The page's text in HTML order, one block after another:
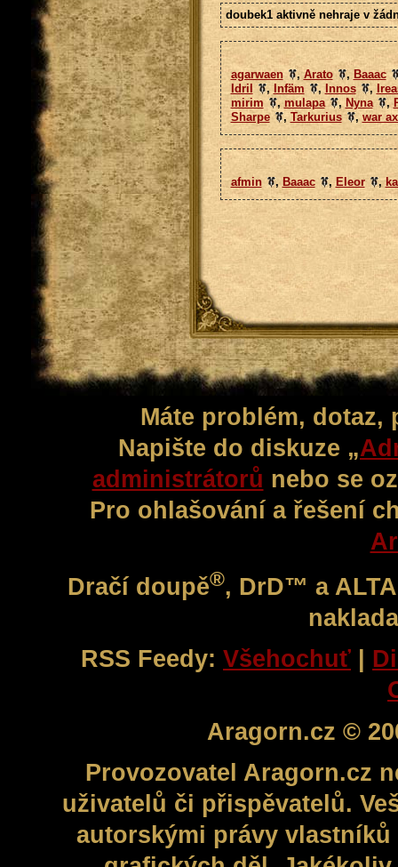
doubek1 aktivně nehraje v
agarwaen ,Arato , Baaac
Idril
, Infäm , Innos ,
mirim
,mulapa , Nyna ,
Sharpe
, Tarkurius , war
afmin , Baaac ,Eleor ,
Máte problém,
Napište do diskuze „
administrátorů nebo se
Pro ohlašování a řešení
Dračí doupě®, DrD™ a
RSS Feedy: Všehochuť
Aragorn.cz ©
Provozovatel Aragorn.cz
uživatelů či přispěvatelů.
autorskými právy